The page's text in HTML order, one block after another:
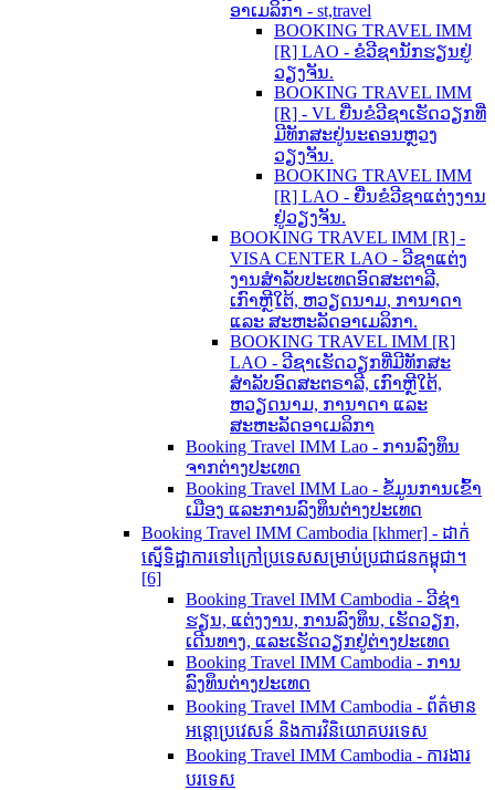
ອາເມລິກາ - st,travel
BOOKING TRAVEL IMM
[R] LAO - ຂໍວີຊານັກຮຽນຢູ່
ວຽງຈັນ.
BOOKING TRAVEL IMM
[R] - VL ຍື່ນຂໍວີຊາເຮັດວຽກທີ່
ມີທັກສະຢູ່ນະຄອນຫຼວງ
ວຽງຈັນ.
BOOKING TRAVEL IMM
[R] LAO - ຍື່ນຂໍວີຊາແຕ່ງງານ
ຢູ່ວຽງຈັນ.
BOOKING TRAVEL IMM [R] -
VISA CENTER LAO - ວີຊາແຕ່ງ
ງານສຳລັບປະເທດອົດສະຕາລີ,
ເກົາຫຼີໃຕ້, ຫວຽດນາມ, ການາດາ
ແລະ ສະຫະລັດອາເມລິກາ.
BOOKING TRAVEL IMM [R]
LAO - ວີຊາເຮັດວຽກທີ່ມີທັກສະ
ສຳລັບອົດສະຕຣາລີ, ເກົາຫຼີໃຕ້,
ຫວຽດນາມ, ການາດາ ແລະ
ສະຫະລັດອາເມລິກາ
Booking Travel IMM Lao - ການລົງທຶນ
ຈາກຕ່າງປະເທດ
Booking Travel IMM Lao - ຂໍ້ມູນການເຂົ້າ
ເມືອງ ແລະການລົງທຶນຕ່າງປະເທດ
Booking Travel IMM Cambodia [khmer] - ដាក់
ស្នើទិដ្ឋាការទៅក្រៅប្រទេសសម្រាប់ប្រជាជនកម្ពុជា។
[6]
Booking Travel IMM Cambodia - ວີຊ່າ
ຮຽນ, ແຕ່ງງານ, ການລົງທຶນ, ເຮັດວຽກ,
ເດີນທາງ, ແລະເຮັດວຽກຢູ່ຕ່າງປະເທດ
Booking Travel IMM Cambodia - ການ
ລົງທຶນຕ່າງປະເທດ
Booking Travel IMM Cambodia - ព័ត៌មាន
អន្តោប្រវេសន៍ និងការវិនិយោគបរទេស
Booking Travel IMM Cambodia - ការងារ
បរទេស